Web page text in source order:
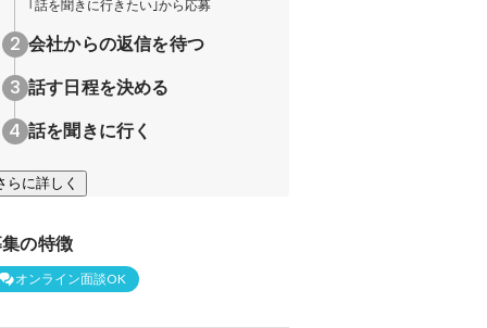
｢話を聞きに行きたい｣から応募
会社からの返信を待つ
話す日程を決める
話を聞きに行く
らに詳しく
の特徴
オンライン面談OK